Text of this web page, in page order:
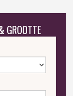
GROOTTE